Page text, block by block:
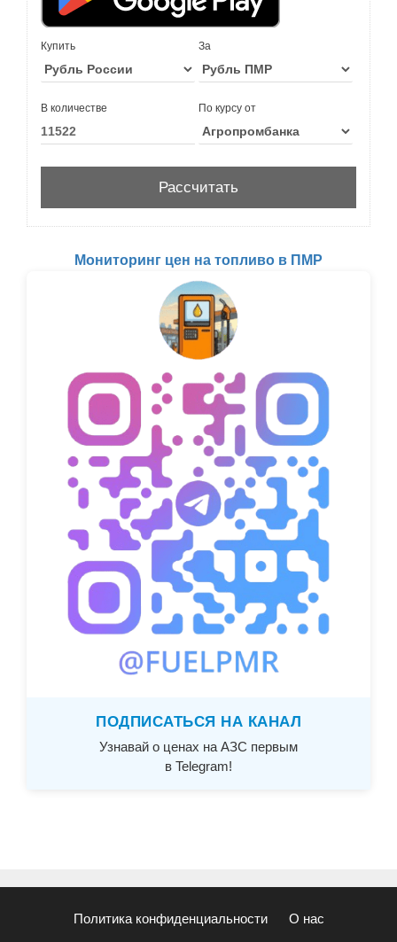
Купить За
В количестве По курсу от
Мониторинг цен на топливо в ПМР
ПОДПИСАТЬСЯ НА КАНАЛ
Узнавай о ценах на АЗС первым
в Telegram!
Политика конфиденциальности О нас